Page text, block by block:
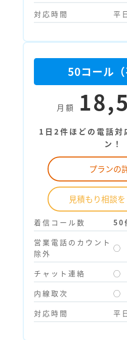
対応時間
平
50コール（
月額
1日2件ほどの電話対
ン！
プランの
見積もり相談
着信コール数 50
営業電話のカウント
除外
◯
チャット連絡
◯
内線取次
◯
対応時間
平